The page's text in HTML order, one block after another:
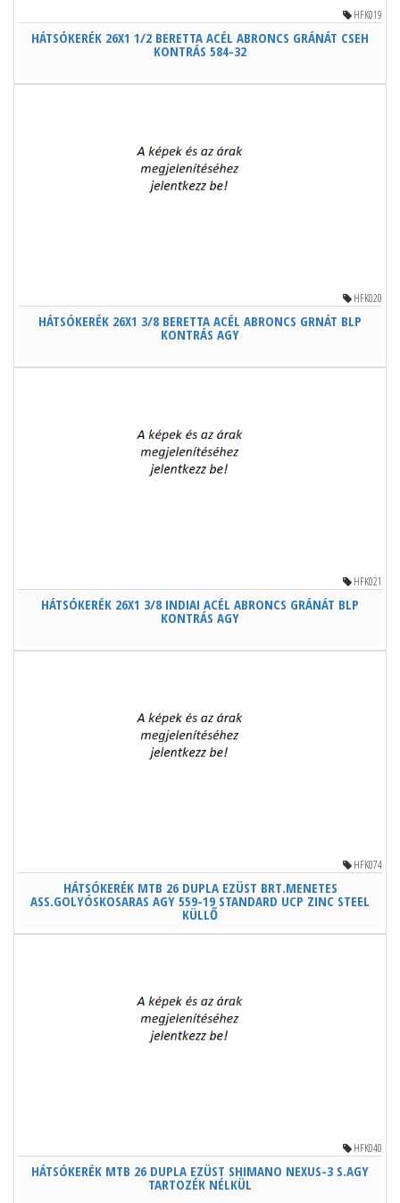
HFK019
HÁTSÓKERÉK 26X1 1/2 BERETTA ACÉL ABRONCS GRÁNÁT CSEH
KONTRÁS 584-32
HFK020
HÁTSÓKERÉK 26X1 3/8 BERETTA ACÉL ABRONCS GRNÁT BLP
KONTRÁS AGY
HFK021
HÁTSÓKERÉK 26X1 3/8 INDIAI ACÉL ABRONCS GRÁNÁT BLP
KONTRÁS AGY
HFK074
HÁTSÓKERÉK MTB 26 DUPLA EZÜST BRT.MENETES
ASS.GOLYÓSKOSARAS AGY 559-19 STANDARD UCP ZINC STEEL
KÜLLŐ
HFK040
HÁTSÓKERÉK MTB 26 DUPLA EZÜST SHIMANO NEXUS-3 S.AGY
TARTOZÉK NÉLKÜL